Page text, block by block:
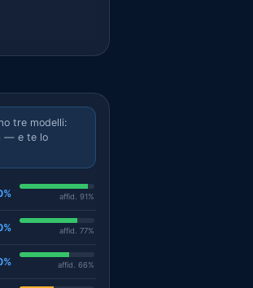
tre modelli:
— e te lo
affid. 91%
affid. 77%
affid. 66%